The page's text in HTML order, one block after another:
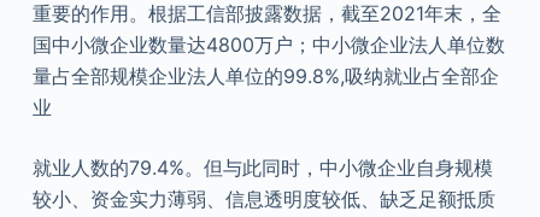
重要的作用。根据工信部披露数据，截至2021年末，全
国中小微企业数量达4800万户；中小微企业法人单位数
量占全部规模企业法人单位的99.8%,吸纳就业占全部企
业
就业人数的79.4%。但与此同时，中小微企业自身规模
较小、资金实力薄弱、信息透明度较低、缺乏足额抵质